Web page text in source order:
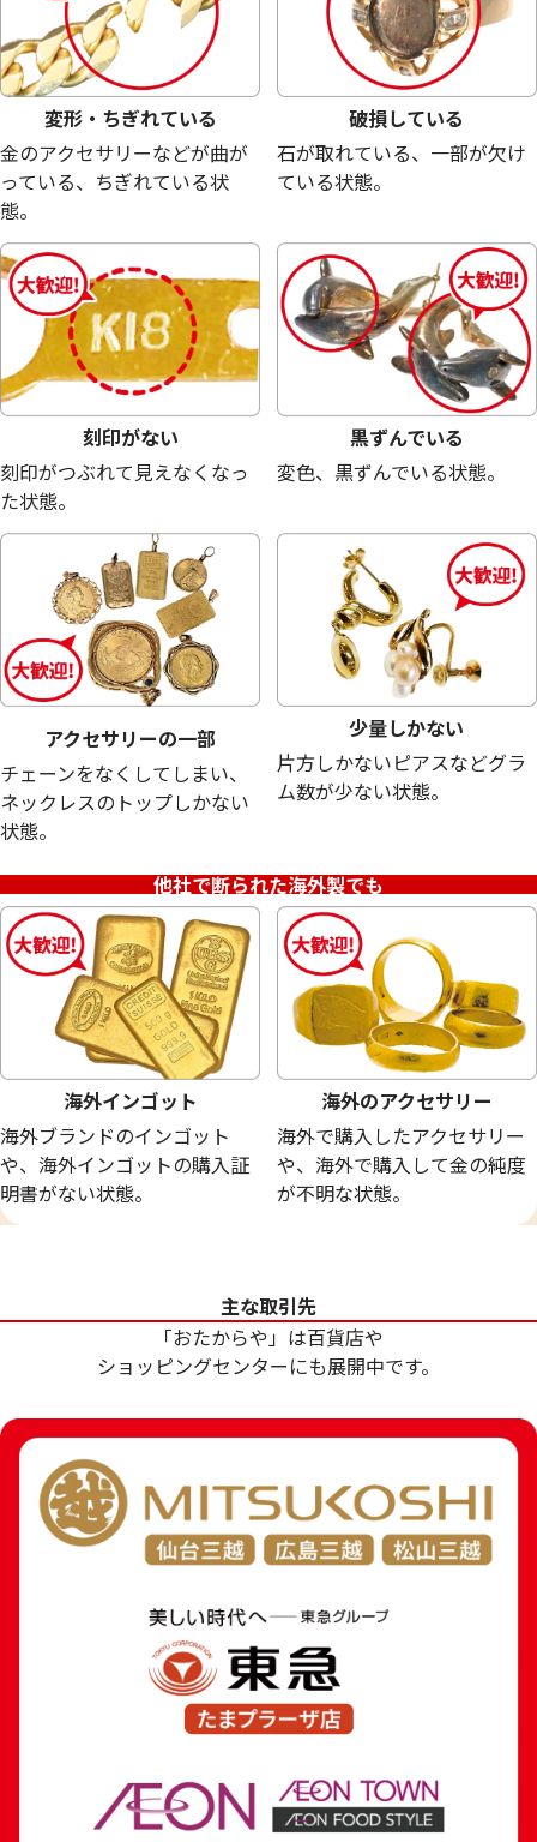
18金 (K18) イヤリングまとめ
3.6g
参考買取価格
80,800
18金(K18)凸細工
3.3g
参考買取価格
円
18金（K18）の 片方だけになってしまっ
たイヤリング
参考買取価格
67,400円
18金 (K18) 刻印無
参考買取価格
18金 (18K) コンビ (K18・Pt900) イヤリ
参考買取価格
62,900円
18金 (K18) フープ
2.6g
参考買取価格
58,400円
変形・ちぎれている
金のアクセサリーなどが曲が
っている、ちぎれている状
態。
破損している
石が取れている、一部が欠け
ている状態。
刻印がない
刻印がつぶれて見えなくなっ
た状態。
黒ずんでいる
変色、黒ずんでいる状態。
アクセサリーの一部
チェーンをなくしてしまい、
ネックレスのトップしかない
状態。
少量しかない
片方しかないピアスなどグラ
ム数が少ない状態。
他社で断られた海外製でも
海外インゴット
海外ブランドのインゴット
や、海外インゴットの購入証
明書がない状態。
海外のアクセサリー
海外で購入したアクセサリー
や、海外で購入して金の純度
が不明な状態。
主な取引先
「おたからや」は百貨店や
ショッピングセンターにも展開中です。